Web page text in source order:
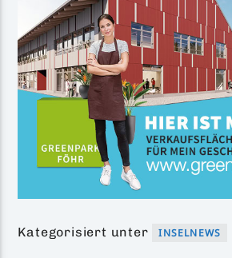
Kategorisiert unter INSELNEWS